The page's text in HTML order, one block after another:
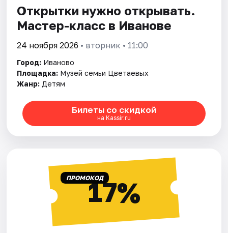
Открытки нужно открывать.
Мастер-класс в Иванове
24 ноября 2026 • вторник • 11:00
Город: Иваново
Площадка: Музей семьи Цветаевых
Жанр: Детям
Билеты со скидкой
на Kassir.ru
ПРОМОКОД17%